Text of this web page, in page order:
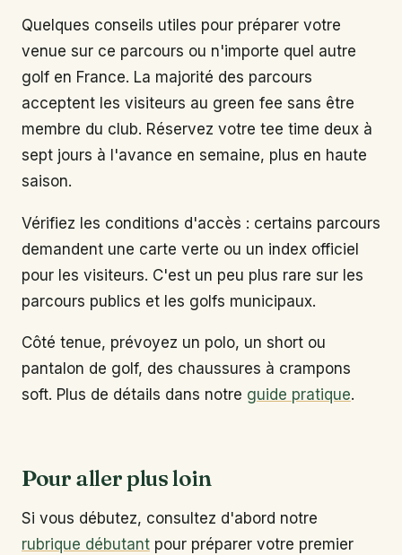
Quelques conseils utiles pour préparer votre
venue sur ce parcours ou n'importe quel autre
golf en France. La majorité des parcours
acceptent les visiteurs au green fee sans être
membre du club. Réservez votre tee time deux à
sept jours à l'avance en semaine, plus en haute
saison.
Vérifiez les conditions d'accès : certains parcours
demandent une carte verte ou un index officiel
pour les visiteurs. C'est un peu plus rare sur les
parcours publics et les golfs municipaux.
Côté tenue, prévoyez un polo, un short ou
pantalon de golf, des chaussures à crampons
soft. Plus de détails dans notre guide pratique.
Pour aller plus loin
Si vous débutez, consultez d'abord notre
rubrique débutant pour préparer votre premier